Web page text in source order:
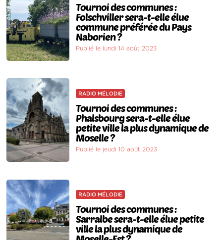
Tournoi des communes :
Folschviller sera-t-elle élue
commune préférée du Pays
Naborien ?
Publié le lundi 14 août 2023
RADIO MÉLODIE
Tournoi des communes :
Phalsbourg sera-t-elle élue
petite ville la plus dynamique de
Moselle ?
Publié le jeudi 10 août 2023
RADIO MÉLODIE
Tournoi des communes :
Sarralbe sera-t-elle élue petite
ville la plus dynamique de